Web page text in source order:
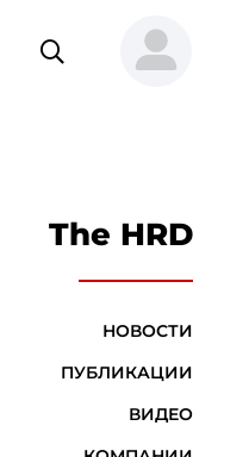
The HRD
НОВОСТИ
ПУБЛИКАЦИИ
ВИДЕО